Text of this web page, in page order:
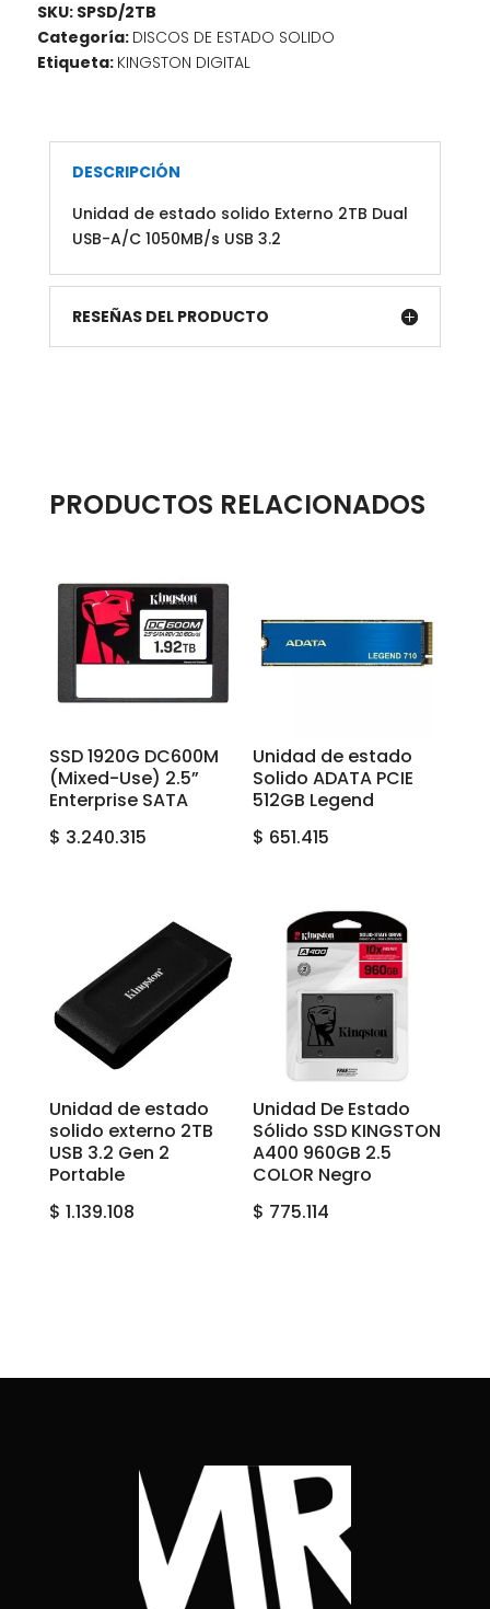
1050MB/s
USB
3.2
SKU: SPSD/2TB
Categoría: DISCOS DE ESTADO SOLIDO
Etiqueta: KINGSTON DIGITAL
DESCRIPCIÓN
Unidad de estado solido Externo 2TB Dual
USB-A/C 1050MB/s USB 3.2
RESEÑAS DEL PRODUCTO
PRODUCTOS RELACIONADOS
SSD 1920G DC600M
(Mixed-Use) 2.5”
Enterprise SATA
$ 3.240.315
Unidad de estado
Solido ADATA PCIE
512GB Legend
$ 651.415
Unidad de estado
solido externo 2TB
USB 3.2 Gen 2
Portable
$ 1.139.108
Unidad De Estado
Sólido SSD KINGSTON
A400 960GB 2.5
COLOR Negro
$ 775.114